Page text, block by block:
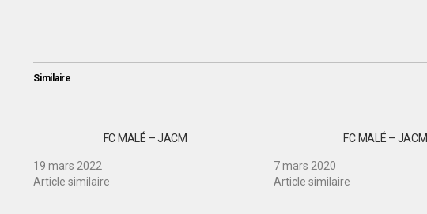
Similaire
FC MALÉ – JACM
19 mars 2022
Article similaire
FC MALÉ – JACM
7 mars 2020
Article similaire